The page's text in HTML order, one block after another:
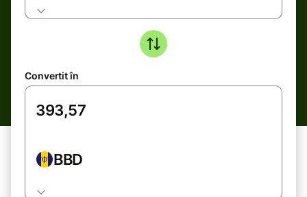
Convertit în
BBD